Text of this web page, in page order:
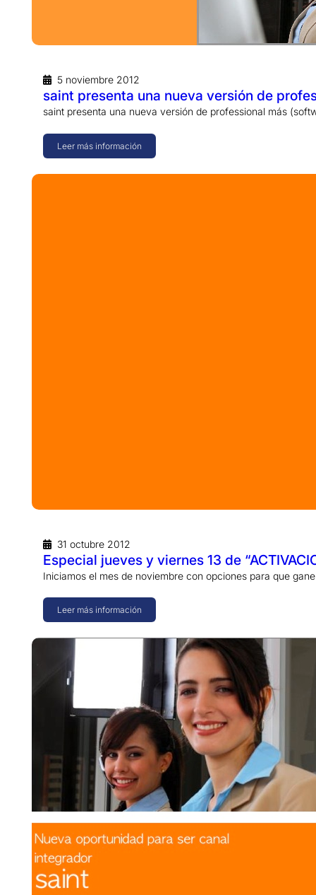
5 noviembre 2012
saint presenta una nueva versión de
saint presenta una nueva versión de professional más
Leer más información
31 octubre 2012
Especial jueves y viernes 13 de
Iniciamos el mes de noviembre con opciones para que
Leer más información